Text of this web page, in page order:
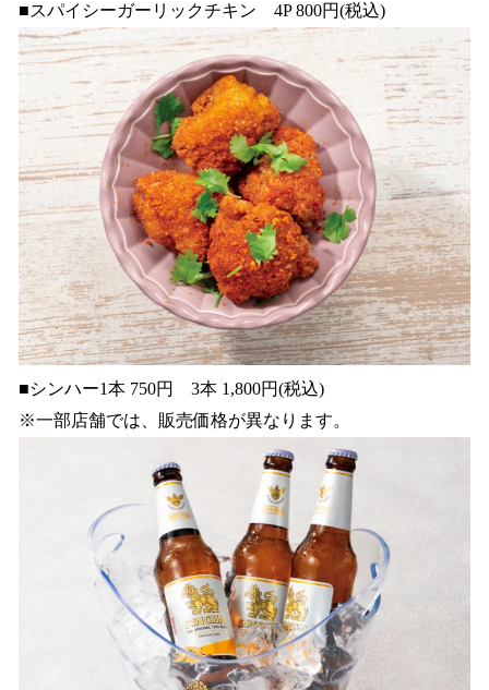
■スパイシーガーリックチキン 4P 800円(税込)
■シンハー1本 750円 3本 1,800円(税込)
※一部店舗では、販売価格が異なります。